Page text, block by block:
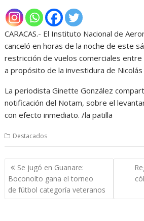
CARACAS.- El Instituto Nacional de
canceló en horas de la noche de este
restricción de vuelos comerciales entre
a propósito de la investidura de Nicolás
La periodista Ginette González
notificación del Notam, sobre el
con efecto inmediato. /la patilla
Destacados
Navegación
de
entradas
Se jugó en Guanare:
Boconoíto gana el torneo
de fútbol categoría veteranos